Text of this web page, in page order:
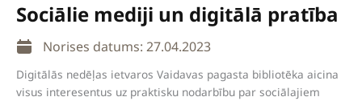
Sociālie mediji un digitālā pratība
Norises datums: 27.04.2023
Digitālās nedēļas ietvaros Vaidavas pagasta bibliotēka aicina
visus interesentus uz praktisku nodarbību par sociālajiem